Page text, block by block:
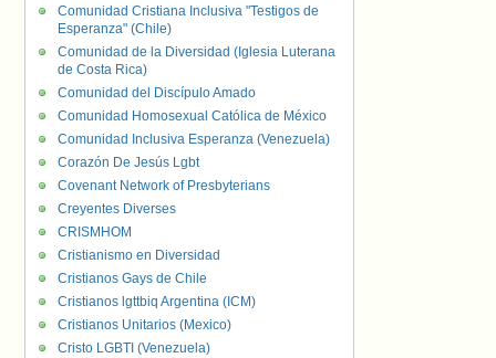
Comunidad Cristiana Inclusiva "Testigos de
Esperanza" (Chile)
Comunidad de la Diversidad (Iglesia Luterana
de Costa Rica)
Comunidad del Discípulo Amado
Comunidad Homosexual Católica de México
Comunidad Inclusiva Esperanza (Venezuela)
Corazón De Jesús Lgbt
Covenant Network of Presbyterians
Creyentes Diverses
CRISMHOM
Cristianismo en Diversidad
Cristianos Gays de Chile
Cristianos lgttbiq Argentina (ICM)
Cristianos Unitarios (Mexico)
Cristo LGBTI (Venezuela)